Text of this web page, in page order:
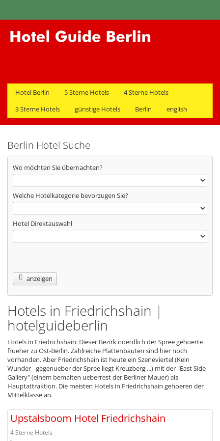
Hotel Berlin 5 Sterne Hotels
4 Sterne Hotels
3 Sterne Hotels
günstige Hotels Berlin english
Berlin Hotel Suche
Wo möchten Sie übernachten?
Welche Hotelkategorie bevorzugen Sie?
Hotel Direktauswahl
anzeigen
Hotels in Friedrichshain |
hotelguideberlin
Hotels in Friedrichshain: Dieser Bezirk noerdlich der Spree gehoerte
frueher zu Ost-Berlin. Zahlreiche Plattenbauten sind hier noch
vorhanden. Aber Friedrichshain ist heute ein Szeneviertel (Kein
Wunder - gegenueber der Spree liegt Kreuzberg ...) mit der "East Side
Gallery" (einem bemalten ueberrest der Berliner Mauer) als
Hauptattraktion. Die meisten Hotels in Friedrichshain gehoeren der
Mittelklasse an.
Upstalsboom Hotel Friedrichshain
4 Sterne Hotels